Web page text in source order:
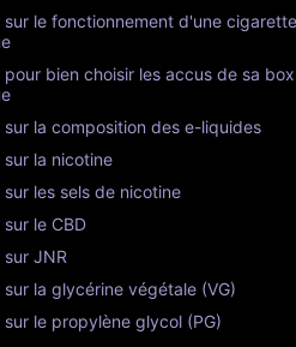
sur le fonctionnement d'une cigarette
pour bien choisir les accus de sa box
sur la composition des e-liquides
la nicotine
les sels de nicotine
le CBD
JNR
la glycérine végétale (VG)
le propylène glycol (PG)